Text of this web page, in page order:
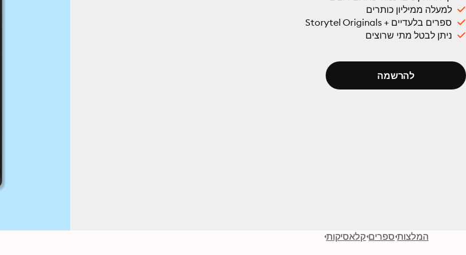
למעלה ממיליון כותרים
ספרים בלעדיים + Storytel Originals
ניתן לבטל מתי שרוצים
להרשמה
המלצות ספרים קלאסיקות